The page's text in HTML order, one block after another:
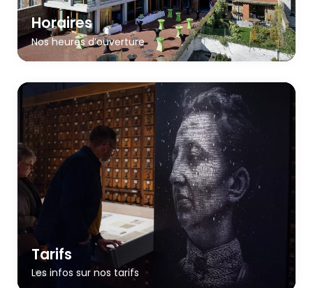
Horaires
Nos heures d’ouverture
Tarifs
Les infos sur nos tarifs